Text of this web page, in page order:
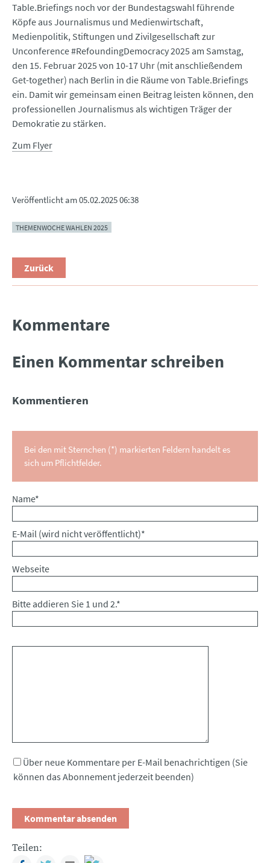
Table.Briefings noch vor der Bundestagswahl führende
Köpfe aus Journalismus und Medienwirtschaft,
Medienpolitik, Stiftungen und Zivilgesellschaft zur
Unconference #RefoundingDemocracy 2025 am Samstag,
den 15. Februar 2025 von 10-17 Uhr (mit anschließendem
Get-together) nach Berlin in die Räume von Table.Briefings
ein. Damit wir gemeinsam einen Beitrag leisten können, den
professionellen Journalismus als wichtigen Träger der
Demokratie zu stärken.
Zum Flyer
Veröffentlicht am05.02.2025 06:38
THEMENWOCHE WAHLEN 2025
Zurück
Kommentare
Einen Kommentar schreiben
Kommentieren
Bei den mit Sternchen (*) markierten Feldern handelt es
sich um Pflichtfelder.
Pflichtfeld
Name*
Pflichtfeld
E-Mail (wird nicht veröffentlicht)*
Webseite
Bitte addieren Sie 1 und 2.*
Über neue Kommentare per E-Mail benachrichtigen (Sie
können das Abonnement jederzeit beenden)
Teilen: